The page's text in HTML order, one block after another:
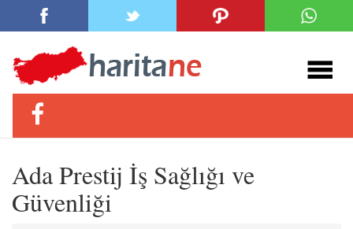
Ada Prestij İş Sağlığı ve
Güvenliği